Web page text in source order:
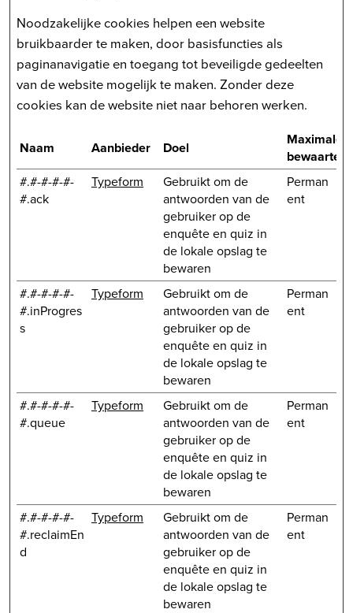
Noodzakelijke cookies helpen een website
bruikbaarder te maken, door basisfuncties als
paginanavigatie en toegang tot beveiligde gedeelten
van de website mogelijk te maken. Zonder deze
cookies kan de website niet naar behoren werken.
Naam Aanbieder Doel
Maximale
#.#-#-#-#-
#.ack
Typeform
Gebruikt om de
antwoorden van de
gebruiker op de
enquête en quiz in
de lokale opslag te
bewaren
Perman
ent
#.#-#-#-#-
#.inProgres
s
Typeform
Gebruikt om de
antwoorden van de
gebruiker op de
enquête en quiz in
de lokale opslag te
bewaren
Perman
ent
#.#-#-#-#-
#.queue
Typeform
Gebruikt om de
antwoorden van de
gebruiker op de
enquête en quiz in
de lokale opslag te
bewaren
Perman
ent
#.#-#-#-#-
#.reclaimEn
d
Typeform
Gebruikt om de
antwoorden van de
gebruiker op de
enquête en quiz in
de lokale opslag te
bewaren
Perman
ent